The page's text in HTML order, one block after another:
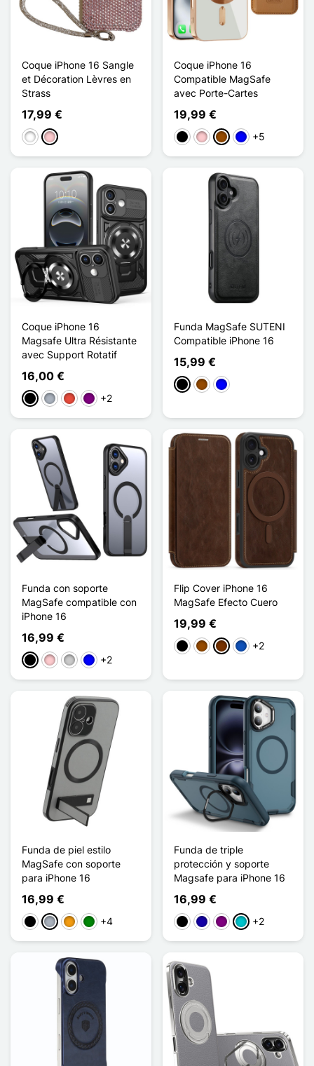
Coque iPhone 16 Sangle
et Décoration Lèvres en
Strass
17,99 €
Blanco
Rosa
Coque iPhone 16
Compatible MagSafe
avec Porte-Cartes
19,99 €
NegroRosaMarrón
Azul+5
Coque iPhone 16
Magsafe Ultra Résistante
avec Support Rotatif
16,00 €
NegroGris RojoPúrpura
+2
Funda MagSafe SUTENI
Compatible iPhone 16
15,99 €
NegroMarrón
Azul
Funda con soporte
MagSafe compatible con
iPhone 16
16,99 €
NegroRosaTransparente
Azul+2
Flip Cover iPhone 16
MagSafe Efecto Cuero
19,99 €
NegroMarrón
CaféSaphir
+2
Funda de piel estilo
MagSafe con soporte
para iPhone 16
16,99 €
Negro
Gris NaranjaVerde
+4
Funda de triple
protección y soporte
Magsafe para iPhone 16
16,99 €
NegroAzul oscuro
PúrpuraTurquesa
+2